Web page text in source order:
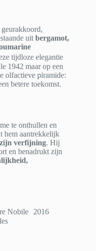
geurakkoord,
uitbergamot,
tijdloze elegantie
1942 maar op een
olfactieve piramide:
betere toekomst.
te onthullen en
hem aantrekkelijk
verfijning. Hij
en benadrukt zijn
Nobile 2016